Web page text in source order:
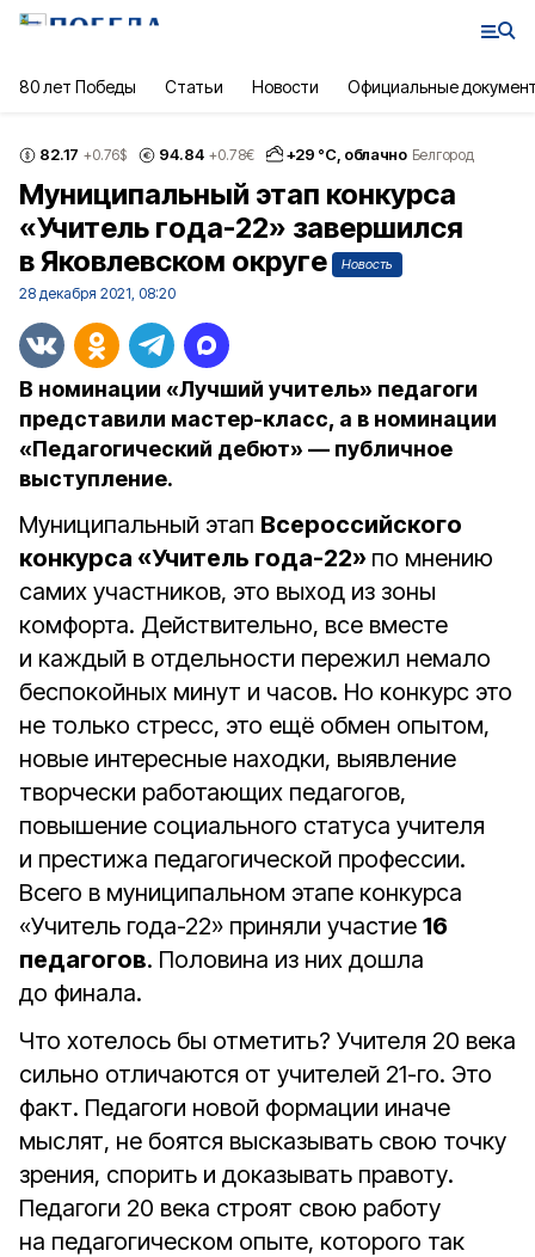
80 лет Победы Статьи Новости Официальные
82.17 +0.76$ 94.84 +0.78€ +29 °С, облачно Белгород
Муниципальный этап конкурса
«Учитель года-22» завершился
в Яковлевском округе
Новость
28 декабря 2021, 08:20
В номинации «Лучший учитель» педагоги
представили мастер-класс, а в номинации
«Педагогический дебют» — публичное
выступление.
Муниципальный этап Всероссийского
конкурса «Учитель года-22» по мнению
самих участников, это выход из зоны
комфорта. Действительно, все вместе
и каждый в отдельности пережил немало
беспокойных минут и часов. Но конкурс это
не только стресс, это ещё обмен опытом,
новые интересные находки, выявление
творчески работающих педагогов,
повышение социального статуса учителя
и престижа педагогической профессии.
Всего в муниципальном этапе конкурса
«Учитель года-22» приняли участие 16
педагогов. Половина из них дошла
до финала.
Что хотелось бы отметить? Учителя 20 века
сильно отличаются от учителей 21-го. Это
факт. Педагоги новой формации иначе
мыслят, не боятся высказывать свою точку
зрения, спорить и доказывать правоту.
Педагоги 20 века строят свою работу
на педагогическом опыте, которого так